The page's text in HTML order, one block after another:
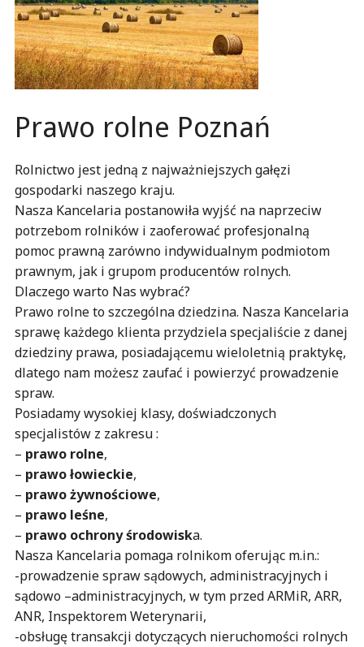
Prawo rolne Poznań
Rolnictwo jest jedną z najważniejszych gałęzi
gospodarki naszego kraju.
Nasza Kancelaria postanowiła wyjść na naprzeciw
potrzebom rolników i zaoferować profesjonalną
pomoc prawną zarówno indywidualnym podmiotom
prawnym, jak i grupom producentów rolnych.
Dlaczego warto Nas wybrać?
Prawo rolne to szczególna dziedzina. Nasza Kancelaria
sprawę każdego klienta przydziela specjaliście z danej
dziedziny prawa, posiadającemu wieloletnią praktykę,
dlatego nam możesz zaufać i powierzyć prowadzenie
spraw.
Posiadamy wysokiej klasy, doświadczonych
specjalistów z zakresu :
– prawo rolne,
– prawo łowieckie,
– prawo żywnościowe,
– prawo leśne,
– prawo ochrony środowiska.
Nasza Kancelaria pomaga rolnikom oferując m.in.:
-prowadzenie spraw sądowych, administracyjnych i
sądowo –administracyjnych, w tym przed ARMiR, ARR,
ANR, Inspektorem Weterynarii,
-obsługę transakcji dotyczących nieruchomości rolnych